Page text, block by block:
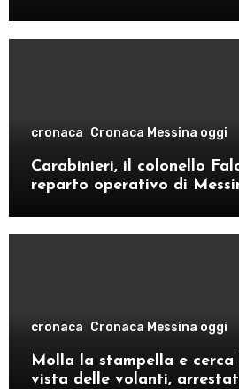
cronaca Cronaca Messina oggi
Carabinieri, il colonello
reparto operativo di
cronaca Cronaca Messina oggi
Molla la stampella e
vista delle volanti,